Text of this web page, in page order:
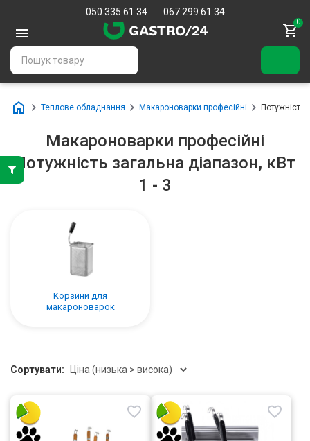
050 335 61 34 067 299 61 34
0
Теплове обладнання Макароноварки професійні Потужність
Макароноварки професійні
Потужність загальна діапазон, кВт
1 - 3
Корзини для
макароноварок
Сортувати: